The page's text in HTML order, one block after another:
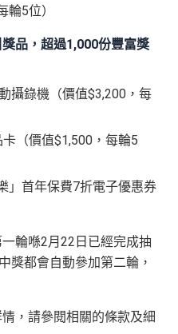
輪5位）
品，超過1,000份豐富獎
攝錄機（價值$3,200，每
（價值$1,500，每輪5
」首年保費7折電子優惠券
輪喺2月22日已經完成抽
獎都會自動參加第二輪，
，請參閱相關的條款及細